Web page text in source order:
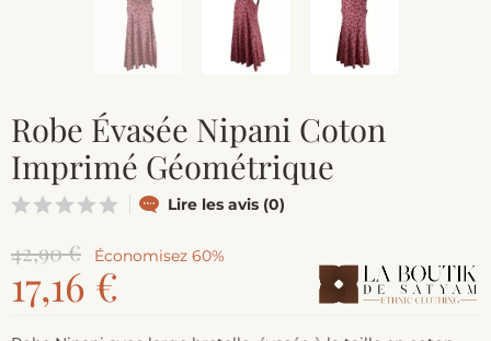
Robe Évasée Nipani Coton
Imprimé Géométrique
Lire les avis (0)
42,90 € Économisez 60%
17,16 €